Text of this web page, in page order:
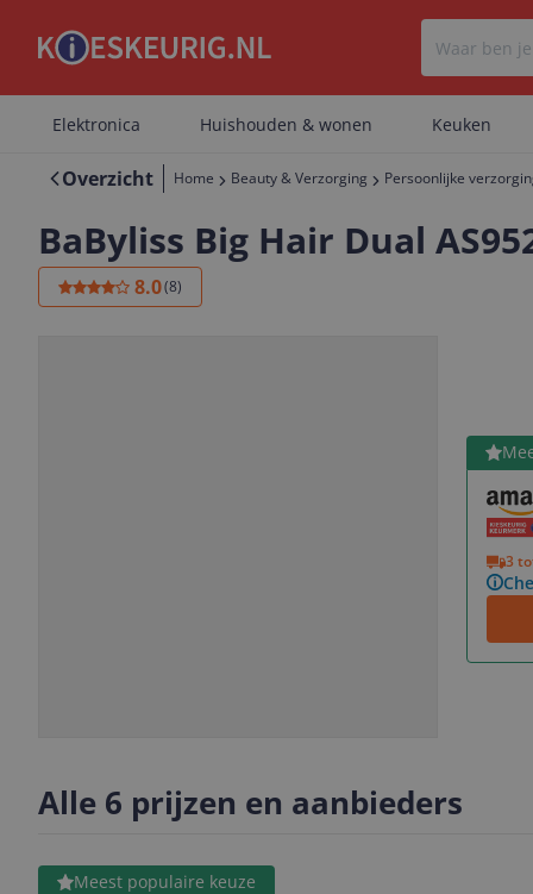
Elektronica Huishouden & wonen Keuken
Overzicht Home Beauty & Verzorging Persoonlijke
BaByliss Big Hair Dual
8.0(8)
3
Bekijk
Alle 6 prijzen en aanbieders
Meest populaire keuze
Bekijk product